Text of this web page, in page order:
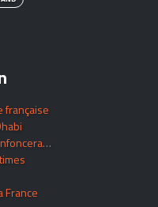
française
France